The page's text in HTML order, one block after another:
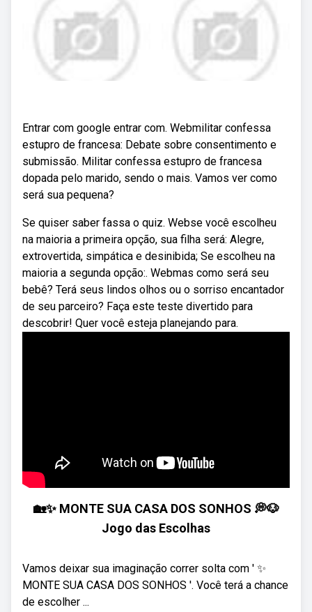
Entrar com google entrar com. Webmilitar confessa
estupro de francesa: Debate sobre consentimento e
submissão. Militar confessa estupro de francesa
dopada pelo marido, sendo o mais. Vamos ver como
será sua pequena?
Se quiser saber fassa o quiz. Webse você escolheu
na maioria a primeira opção, sua filha será: Alegre,
extrovertida, simpática e desinibida; Se escolheu na
maioria a segunda opção:. Webmas como será seu
bebê? Terá seus lindos olhos ou o sorriso encantador
de seu parceiro? Faça este teste divertido para
descobrir! Quer você esteja planejando para.
🏡✨ MONTE SUA CASA DOS SONHOS 💭🐶
Jogo das Escolhas
Vamos deixar sua imaginação correr solta com ' ✨
MONTE SUA CASA DOS SONHOS '. Você terá a chance
de escolher ...